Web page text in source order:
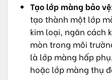
Tạo lớp màng bảo
tạo thành một lớp
kim loại, ngăn cách
mòn trong môi
là lớp màng hấp
hoặc lớp màng thụ